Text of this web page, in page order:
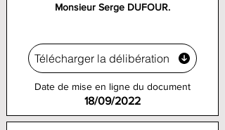
Monsieur Serge DUFOUR.
Télécharger la délibération
Date de mise en ligne du document
18/09/2022